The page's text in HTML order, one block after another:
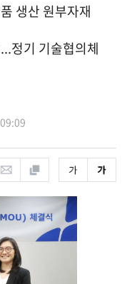
생산 원부자재
정기 기술협의체